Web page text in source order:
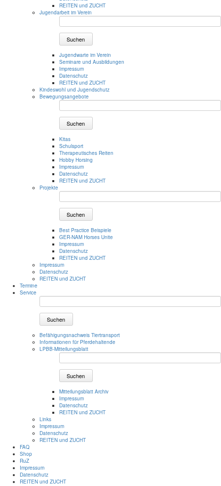
REITEN und ZUCHT
Jugendarbeit im Verein
Suchen
Jugendwarte im Verein
Seminare und Ausbildungen
Impressum
Datenschutz
REITEN und ZUCHT
Kindeswohl und Jugendschutz
Bewegungsangebote
Suchen
Kitas
Schulsport
Therapeutisches Reiten
Hobby Horsing
Impressum
Datenschutz
REITEN und ZUCHT
Projekte
Suchen
Best Practice Beispiele
GER-NAM Horses Unite
Impressum
Datenschutz
REITEN und ZUCHT
Impressum
Datenschutz
REITEN und ZUCHT
Termine
Service
Suchen
Befähigungsnachweis Tiertransport
Informationen für Pferdehaltende
LPBB-Mitteilungsblatt
Suchen
Mitteilungsblatt Archiv
Impressum
Datenschutz
REITEN und ZUCHT
Links
Impressum
Datenschutz
REITEN und ZUCHT
FAQ
Shop
RuZ
Impressum
Datenschutz
REITEN und ZUCHT